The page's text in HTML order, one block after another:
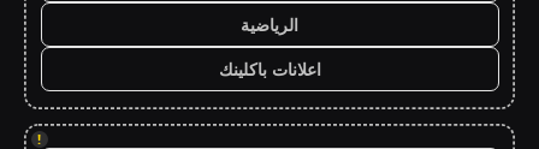
الرياضية
اعلانات باكلينك
!